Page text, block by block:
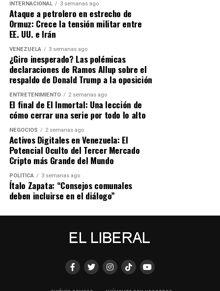
INTERNACIONAL 3 semanas ago
Ataque a petrolero en estrecho de
Ormuz: Crece la tensión militar entre
EE. UU. e Irán
VENEZUELA 3 semanas ago
¿Giro inesperado? Las polémicas
declaraciones de Ramos Allup sobre el
respaldo de Donald Trump a la oposición
ENTRETENIMIENTO 2 semanas ago
El final de El Inmortal: Una lección de
cómo cerrar una serie por todo lo alto
NEGOCIOS 2 semanas ago
Activos Digitales en Venezuela: El
Potencial Oculto del Tercer Mercado
Cripto más Grande del Mundo
POLÍTICA 3 semanas ago
Ítalo Zapata: “Consejos comunales
deben incluirse en el diálogo”